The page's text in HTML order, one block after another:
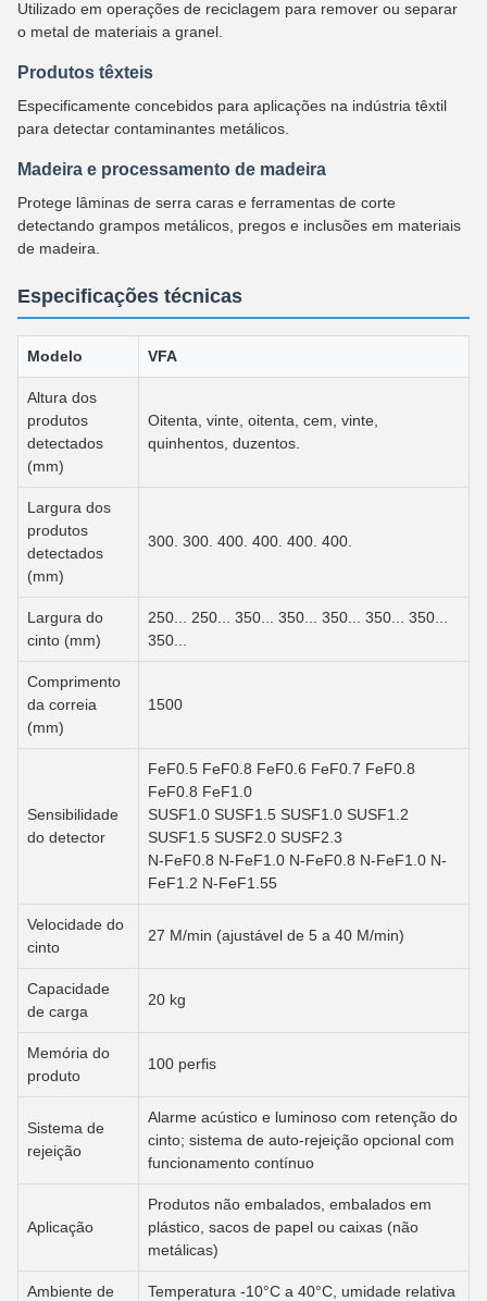
Utilizado em operações de reciclagem para remover ou separar
o metal de materiais a granel.
Produtos têxteis
Especificamente concebidos para aplicações na indústria têxtil
para detectar contaminantes metálicos.
Madeira e processamento de madeira
Protege lâminas de serra caras e ferramentas de corte
detectando grampos metálicos, pregos e inclusões em materiais
de madeira.
Especificações técnicas
Modelo VFA
Altura dos
produtos
detectados
(mm)
Oitenta, vinte, oitenta, cem, vinte,
quinhentos, duzentos.
Largura dos
produtos
detectados
(mm)
300. 300. 400. 400. 400. 400.
Largura do
cinto (mm)
250... 250... 350... 350... 350... 350... 350...
350...
Comprimento
da correia
(mm)
1500
Sensibilidade
do detector
FeF0.5 FeF0.8 FeF0.6 FeF0.7 FeF0.8
FeF0.8 FeF1.0
SUSF1.0 SUSF1.5 SUSF1.0 SUSF1.2
SUSF1.5 SUSF2.0 SUSF2.3
N-FeF0.8 N-FeF1.0 N-FeF0.8 N-FeF1.0 N-
FeF1.2 N-FeF1.55
Velocidade do
cinto
27 M/min (ajustável de 5 a 40 M/min)
Capacidade
de carga
20 kg
Memória do
produto
100 perfis
Sistema de
rejeição
Alarme acústico e luminoso com retenção do
cinto; sistema de auto-rejeição opcional com
funcionamento contínuo
Aplicação
Produtos não embalados, embalados em
plástico, sacos de papel ou caixas (não
metálicas)
Ambiente de
Temperatura -10°C a 40°C, umidade relativa